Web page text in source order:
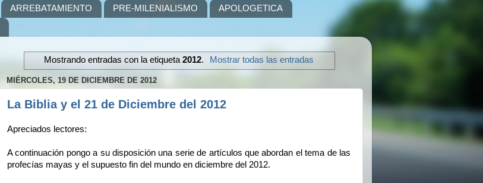
ARREBATAMIENTO PRE-MILENIALISMO
APOLOGETICA
Mostrando entradas con la etiqueta2012. Mostrar todas las entradas
MIÉRCOLES, 19 DE DICIEMBRE DE 2012
La Biblia y el 21 de Diciembre del 2012
Apreciados lectores:
A continuación pongo a su disposición una serie de artículos que abordan el tema de las
profecías mayas y el supuesto fin del mundo en diciembre del 2012.